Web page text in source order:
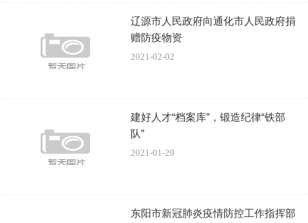
长、翁思卫、何占太就支部和同乡会的工作分别提出了建
议。随后，大家畅所欲言，诚恳地交流思想，明确了努力方
向和具体措施，达到了本次会议预期的目的，为今后更好的
辽源市人民政府向通化市人民政府捐
赠防疫物资
2021-02-02
建好人才“档案库”，锻造纪律“铁部
队”
2021-01-29
东阳市新冠肺炎疫情防控工作指挥部